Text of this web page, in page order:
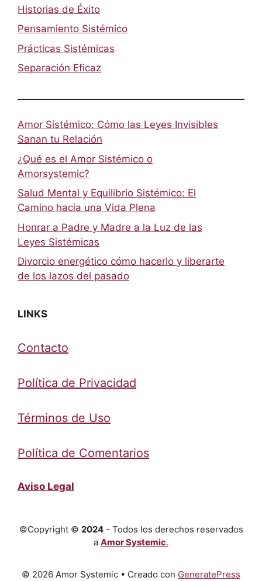
Historias de Éxito
Pensamiento Sistémico
Prácticas Sistémicas
Separación Eficaz
Amor Sistémico: Cómo las Leyes Invisibles
Sanan tu Relación
¿Qué es el Amor Sistémico o
Amorsystemic?
Salud Mental y Equilibrio Sistémico: El
Camino hacia una Vida Plena
Honrar a Padre y Madre a la Luz de las
Leyes Sistémicas
Divorcio energético cómo hacerlo y liberarte
de los lazos del pasado
LINKS
Contacto
Política de Privacidad
Términos de Uso
Política de Comentarios
Aviso Legal
©Copyright © 2024- Todos los derechos reservados
a Amor Systemic.
© 2026 Amor Systemic • Creado con GeneratePress